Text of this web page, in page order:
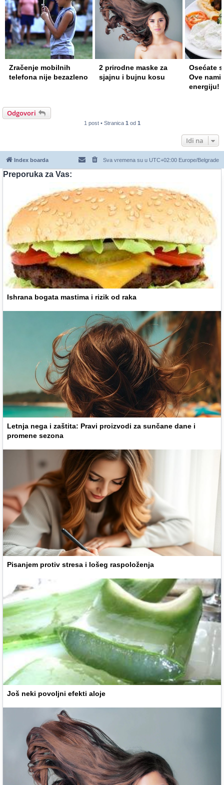
2 prirodne maske za
sjajnu i bujnu kosu
Osećate se umorno?
Ove namirnice vraćaju
Ne
može biti
Odgovori
1 post • Stranica 1 od 1
Idi na
Index boarda Sva vremena su u UTC+02:00 Europe/Belgrade
Preporuka za Vas:
Ishrana bogata mastima i rizik od raka
Letnja nega i zaštita: Pravi proizvodi za sunčane dane i
promene sezona
Pisanjem protiv stresa i lošeg raspoloženja
Još neki povoljni efekti aloje